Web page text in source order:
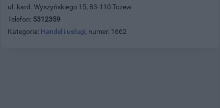
ul. kard. Wyszyńskiego 15, 83-110 Tczew
Telefon: 5312359
Kategoria: Handel i usługi, numer: 1662